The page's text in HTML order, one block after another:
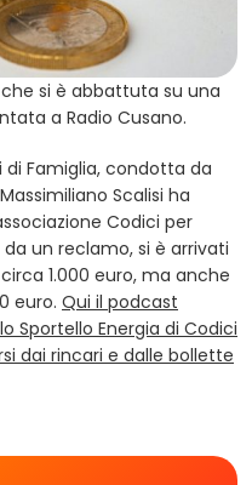
si è abbattuta su una
a Radio Cusano.
di Famiglia, condotta da
Scalisi ha
Codici per
un reclamo, si è arrivati
1.000 euro, ma anche
euro. Qui il podcast
Sportello Energia di Codici
dai rincari e dalle bollette